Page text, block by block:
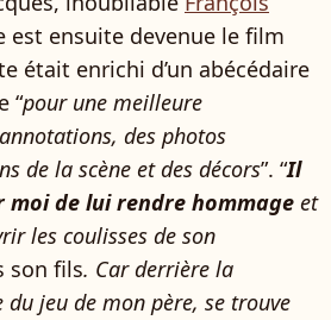
est ensuite devenue le film
était enrichi d’un abécédaire
“pour une meilleure
des photos
de la scène et des décors”. “Il
de lui rendre hommage et
les coulisses de son
son fils. Car derrière la
jeu de mon père, se trouve